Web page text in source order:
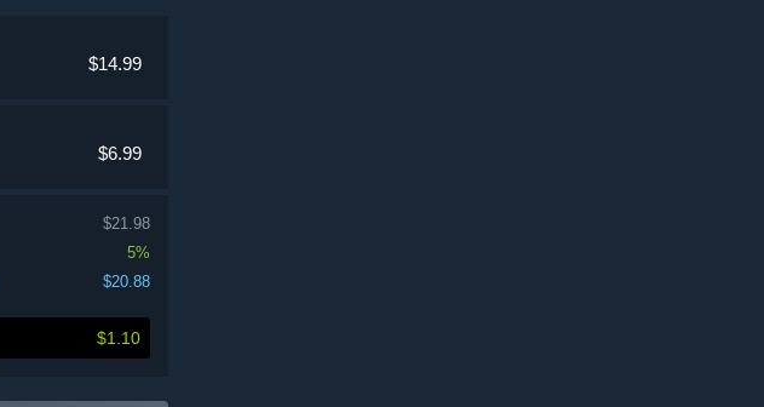
$14.99
$6.99
$21.98
5%
$20.88
$1.10